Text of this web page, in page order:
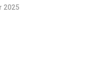
2025